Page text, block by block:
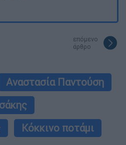
επόμενο
άρθρο
Αναστασία Παντούση
Κόκκινο ποτάμι